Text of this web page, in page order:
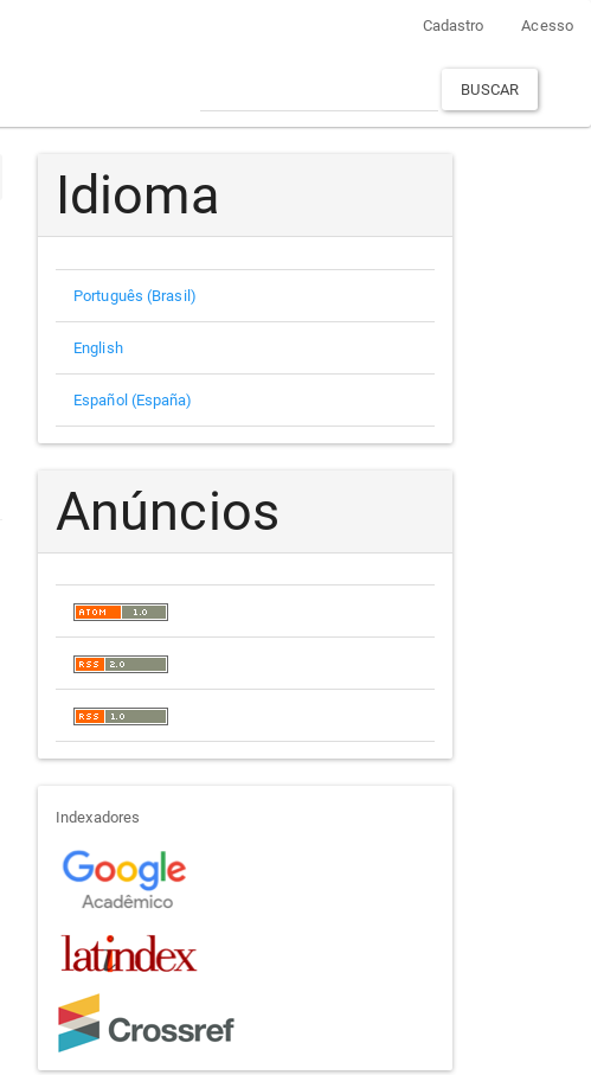
Cadastro Acesso
BUSCAR
Idioma
Português (Brasil)
English
Español (España)
Anúncios
indexadores
Indexadores